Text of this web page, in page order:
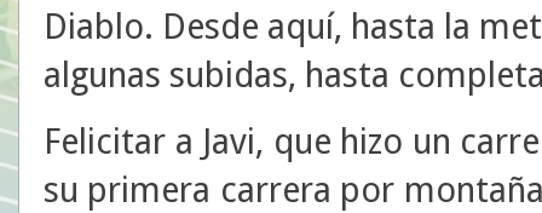
Diablo. Desde aquí, hasta la
algunas subidas, hasta
Felicitar a Javi, que hizo un
su primera carrera por